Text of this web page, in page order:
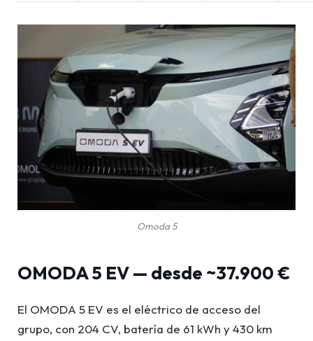
Omoda 5
OMODA 5 EV — desde ~37.900 €
El OMODA 5 EV es el eléctrico de acceso del
grupo, con 204 CV, batería de 61 kWh y 430 km